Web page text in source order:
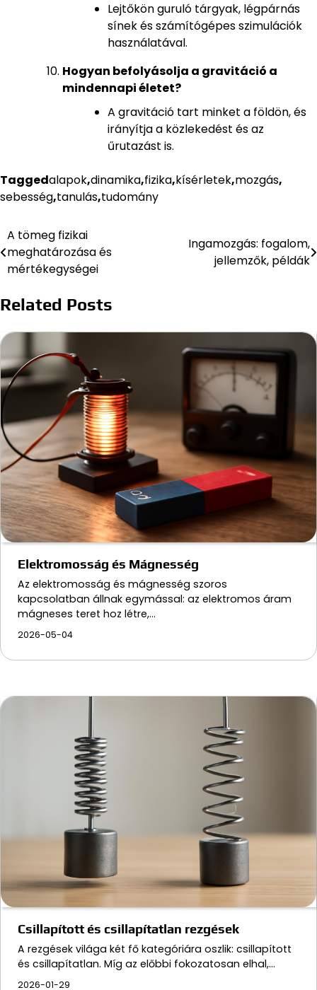
Lejtőkön guruló tárgyak, légpárnás
sínek és számítógépes szimulációk
használatával.
Hogyan befolyásolja a gravitáció a
mindennapi életet?
A gravitáció tart minket a földön, és
irányítja a közlekedést és az
űrutazást is.
Taggedalapok,dinamika,fizika,kísérletek,mozgás,
sebesség,tanulás,tudomány
Bejegyzés
navigáció
A tömeg fizikai
meghatározása és
mértékegységei
Ingamozgás: fogalom,
jellemzők, példák
Related Posts
Elektromosság és Mágnesség
Az elektromosság és mágnesség szoros
kapcsolatban állnak egymással: az elektromos áram
mágneses teret hoz létre,…
2026-05-04
Csillapított és csillapítatlan rezgések
A rezgések világa két fő kategóriára oszlik: csillapított
és csillapítatlan. Míg az előbbi fokozatosan elhal,…
2026-01-29